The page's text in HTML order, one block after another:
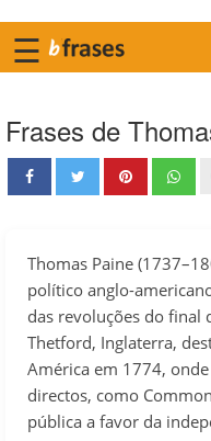
☰
Frases de
Thomas Paine
político anglo-
das revoluções do final
Thetford, Inglaterra,
América em 1774,
directos, como
pública a favor da